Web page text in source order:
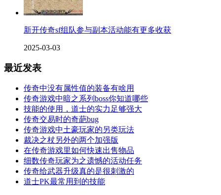
新开传奇sf组队参与副本活动能有更多收获
2025-03-03
最近发表
传奇中没有属性值的装备有啥用
传奇游戏中暗之系列boss你知道哪些
技能的使用，道士的实力足够强大
传奇交易时的奇葩bug
传奇游戏中土豪玩家的另类玩法
裁决之杖另外的两个加强版
在传奇游戏里如何快速出售物品
细数传奇玩家为之遗憾的活动任务
传奇给武器升级真的是很刺激的
道士PK最常用到的技能